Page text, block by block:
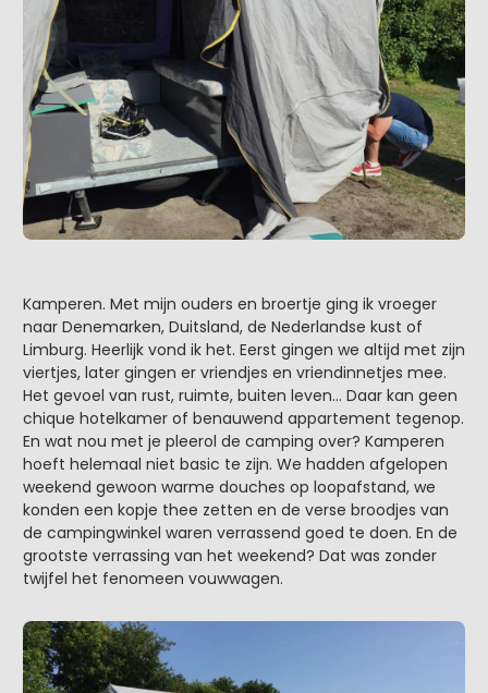
Kamperen. Met mijn ouders en broertje ging ik vroeger
naar Denemarken, Duitsland, de Nederlandse kust of
Limburg. Heerlijk vond ik het. Eerst gingen we altijd met zijn
viertjes, later gingen er vriendjes en vriendinnetjes mee.
Het gevoel van rust, ruimte, buiten leven… Daar kan geen
chique hotelkamer of benauwend appartement tegenop.
En wat nou met je pleerol de camping over? Kamperen
hoeft helemaal niet basic te zijn. We hadden afgelopen
weekend gewoon warme douches op loopafstand, we
konden een kopje thee zetten en de verse broodjes van
de campingwinkel waren verrassend goed te doen. En de
grootste verrassing van het weekend? Dat was zonder
twijfel het fenomeen vouwwagen.